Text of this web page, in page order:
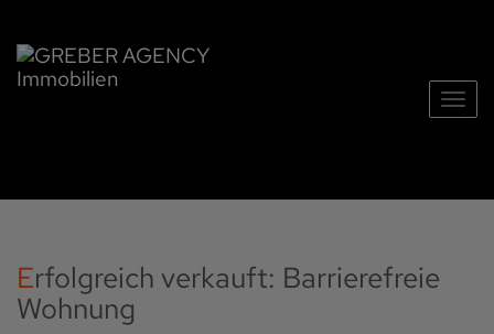
Erfolgreich verkauft: Barrierefreie
Wohnung